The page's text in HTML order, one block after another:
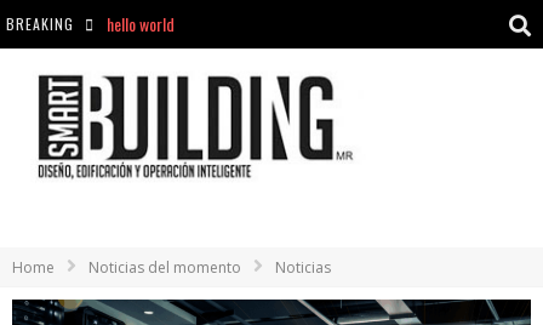
BREAKING
hello world
Home Noticias del momento Noticias